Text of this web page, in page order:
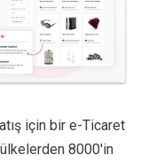
için bir e-Ticaret
8000'in